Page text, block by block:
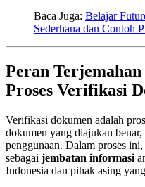
Baca Juga: Belajar
Sederhana dan Contoh
Peran
Proses Verifikasi
Verifikasi dokumen adalah
dokumen yang diajukan
penggunaan. Dalam proses
sebagai jembatan informasi
Indonesia dan pihak asing